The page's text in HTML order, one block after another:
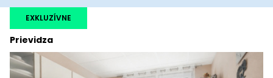
Prievidza
EXKLUZÍVNE